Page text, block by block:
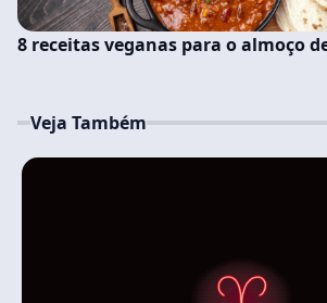
8 receitas veganas para o almoço
Veja Também